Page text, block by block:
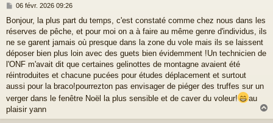
M
s
s
a
g
e
06 févr. 2026 09:26
Bonjour, la plus part du temps, c'est constaté comme chez nous dans les
réserves de pêche, et pour moi on a à faire au même genre d'individus, ils
ne se garent jamais où presque dans la zone du vole mais ils se laissent
déposer bien plus loin avec des guets bien évidemment !Un technicien de
l'ONF m'avait dit que certaines gelinottes de montagne avaient été
réintroduites et chacune pucées pour études déplacement et surtout
aussi pour la braco!pourrezton pas envisager de piéger des truffes sur un
verger dans le fenêtre Noël la plus sensible et de caver du voleur!
au
plaisir yann
a